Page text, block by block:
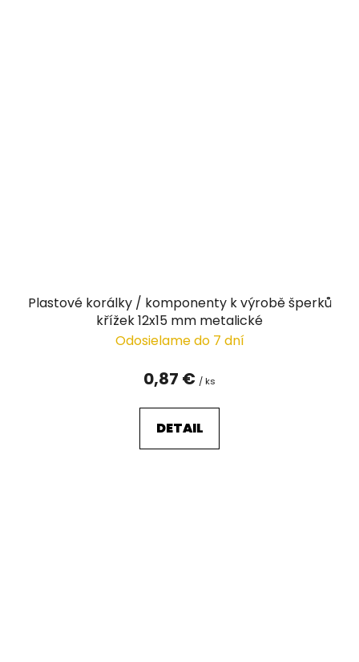
Plastové korálky / komponenty k výrobě šperků
křížek 12x15 mm metalické
Odosielame do 7 dní
0,87 € / ks
DETAIL